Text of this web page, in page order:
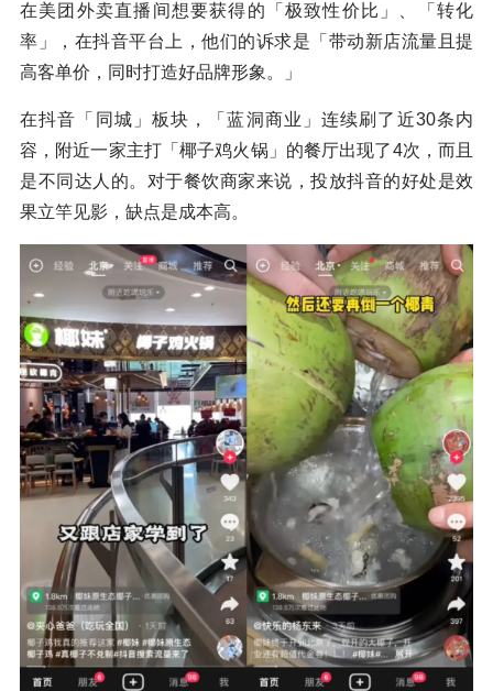
在美团外卖直播间想要获得的「极致性价比」、「转化
率」，在抖音平台上，他们的诉求是「带动新店流量且提
高客单价，同时打造好品牌形象。」
在抖音「同城」板块，「蓝洞商业」连续刷了近30条内
容，附近一家主打「椰子鸡火锅」的餐厅出现了4次，而且
是不同达人的。对于餐饮商家来说，投放抖音的好处是效
果立竿见影，缺点是成本高。